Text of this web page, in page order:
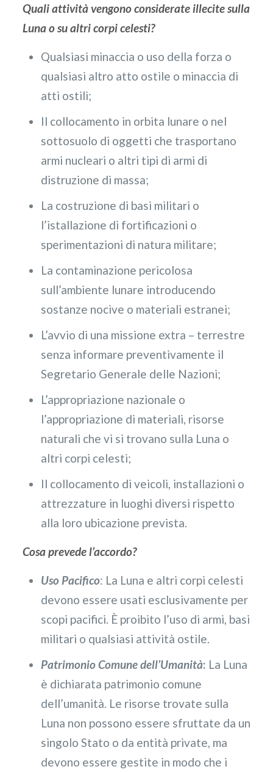
Quali attività vengono considerate illecite sulla
Luna o su altri corpi celesti?
Qualsiasi minaccia o uso della forza o
qualsiasi altro atto ostile o minaccia di
atti ostili;
Il collocamento in orbita lunare o nel
sottosuolo di oggetti che trasportano
armi nucleari o altri tipi di armi di
distruzione di massa;
La costruzione di basi militari o
l’istallazione di fortificazioni o
sperimentazioni di natura militare;
La contaminazione pericolosa
sull’ambiente lunare introducendo
sostanze nocive o materiali estranei;
L’avvio di una missione extra – terrestre
senza informare preventivamente il
Segretario Generale delle Nazioni;
L’appropriazione nazionale o
l’appropriazione di materiali, risorse
naturali che vi si trovano sulla Luna o
altri corpi celesti;
Il collocamento di veicoli, installazioni o
attrezzature in luoghi diversi rispetto
alla loro ubicazione prevista.
Cosa prevede l’accordo?
Uso Pacifico: La Luna e altri corpi celesti
devono essere usati esclusivamente per
scopi pacifici. È proibito l’uso di armi, basi
militari o qualsiasi attività ostile.
Patrimonio Comune dell’Umanità: La Luna
è dichiarata patrimonio comune
dell’umanità. Le risorse trovate sulla
Luna non possono essere sfruttate da un
singolo Stato o da entità private, ma
devono essere gestite in modo che i